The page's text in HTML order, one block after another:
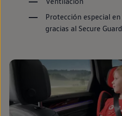
Protección especial en
gracias al Secure Guard